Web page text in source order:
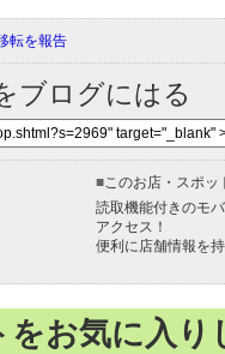
転を報告
ブログにはる
■このお店・スポッ
読取機能付きのモ
アクセス！
便利に店舗情報を
をお気に入